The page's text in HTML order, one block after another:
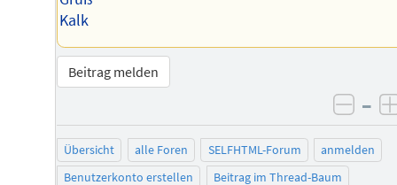
Kalk
Beitrag melden
–
Übersicht alle Foren SELFHTML-Forum
anmelden
Benutzerkonto erstellen
Beitrag im Thread-Baum